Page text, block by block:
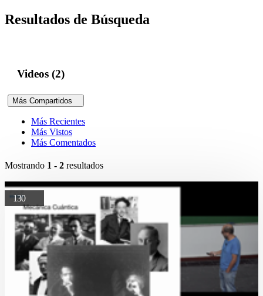
Resultados de Búsqueda
Videos (2)
Más Compartidos
Más Recientes
Más Vistos
Más Comentados
Mostrando 1 - 2 resultados
130